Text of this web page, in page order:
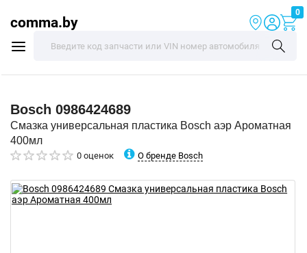
comma.by
0
Bosch 0986424689
Смазка универсальная пластика Bosch аэр Ароматная
400мл
0 оценок О бренде Bosch